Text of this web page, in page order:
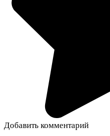
Добавить комментарий